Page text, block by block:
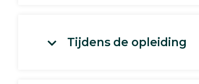
Tijdens de opleiding